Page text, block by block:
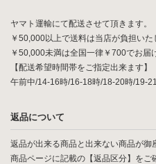
ヤマト運輸にて配送させて頂きます。
￥50,000以上で送料は当店が負担いた
￥50,000未満は全国一律￥700でお届
【配送希望時間帯をご指定出来ます】
午前中/14-16時/16-18時/18-20時/19-
返品について
返品が出来る商品と出来ない商品が御
商品ページに記載の【返品区分】をご